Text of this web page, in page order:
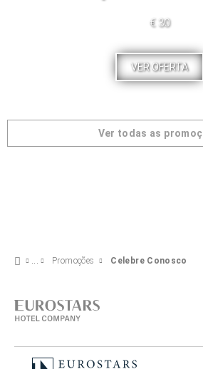
€ 30
VER OFERTA
Ver todas as
Promoções Celebre Conosco